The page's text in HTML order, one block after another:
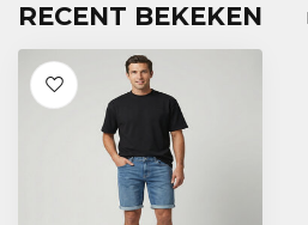
RECENT BEKEKEN